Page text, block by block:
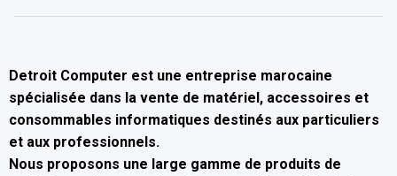
Detroit Computer est une entreprise marocaine
spécialisée dans la vente de matériel, accessoires et
consommables informatiques destinés aux particuliers
et aux professionnels.
Nous proposons une large gamme de produits de